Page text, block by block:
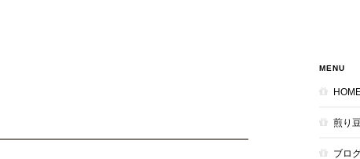
MENU
煎り
ブロ